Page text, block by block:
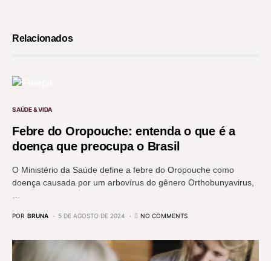
Relacionados
SAÚDE & VIDA
Febre do Oropouche: entenda o que é a
doença que preocupa o Brasil
O Ministério da Saúde define a febre do Oropouche como
doença causada por um arbovírus do gênero Orthobunyavirus,
POR BRUNA 5 DE AGOSTO DE 2024 NO COMMENTS